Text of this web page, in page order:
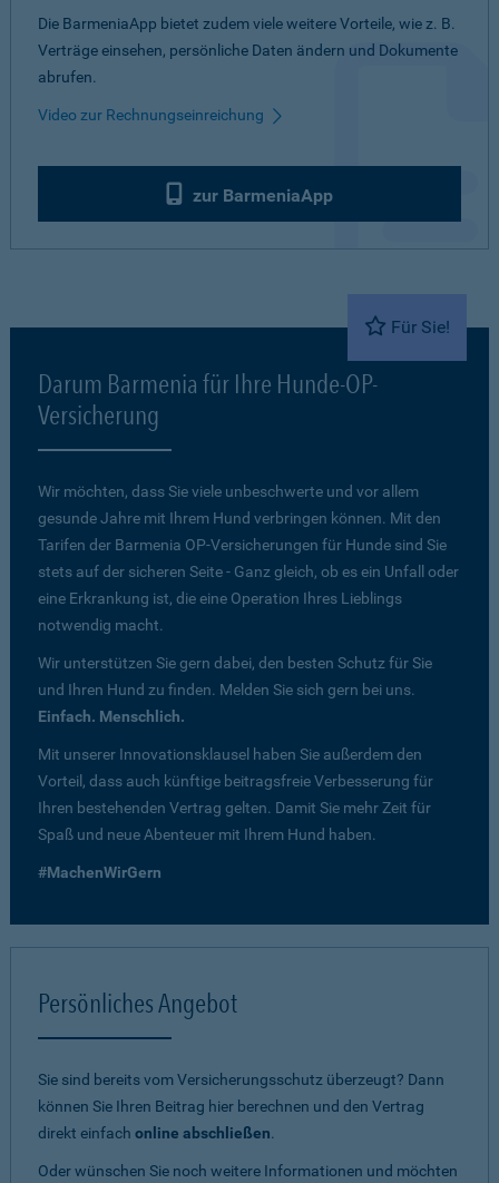
Die BarmeniaApp bietet zudem viele weitere Vorteile, wie z. B.
Verträge einsehen, persönliche Daten ändern und Dokumente
abrufen.
Video zur Rechnungseinreichung
zur BarmeniaApp
Für Sie!
Darum Barmenia für Ihre Hunde-OP-
Versicherung
Wir möchten, dass Sie viele unbeschwerte und vor allem
gesunde Jahre mit Ihrem Hund verbringen können. Mit den
Tarifen der Barmenia OP-Versicherungen für Hunde sind Sie
stets auf der sicheren Seite - Ganz gleich, ob es ein Unfall oder
eine Erkrankung ist, die eine Operation Ihres Lieblings
notwendig macht.
Wir unterstützen Sie gern dabei, den besten Schutz für Sie
und Ihren Hund zu finden. Melden Sie sich gern bei uns.
Einfach. Menschlich.
Mit unserer Innovationsklausel haben Sie außerdem den
Vorteil, dass auch künftige beitragsfreie Verbesserung für
Ihren bestehenden Vertrag gelten. Damit Sie mehr Zeit für
Spaß und neue Abenteuer mit Ihrem Hund haben.
#MachenWirGern
Persönliches Angebot
Sie sind bereits vom Versicherungsschutz überzeugt? Dann
können Sie Ihren Beitrag hier berechnen und den Vertrag
direkt einfach online abschließen.
Oder wünschen Sie noch weitere Informationen und möchten